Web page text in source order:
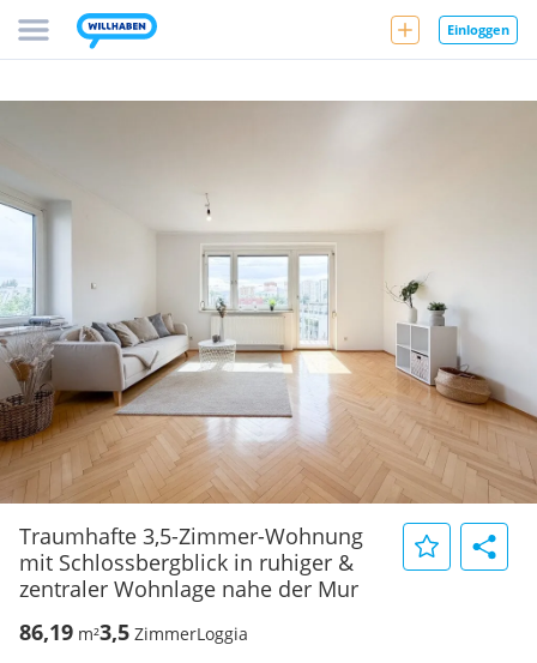
Einloggen
Traumhafte 3,5-Zimmer-Wohnung
mit Schlossbergblick in ruhiger &
zentraler Wohnlage nahe der Mur
86,19 m²3,5 ZimmerLoggia